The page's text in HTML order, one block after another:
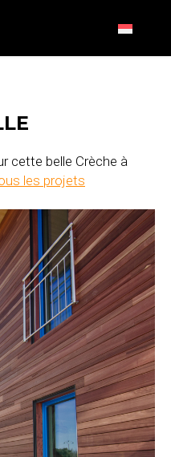
cette belle Crèche à
les projets